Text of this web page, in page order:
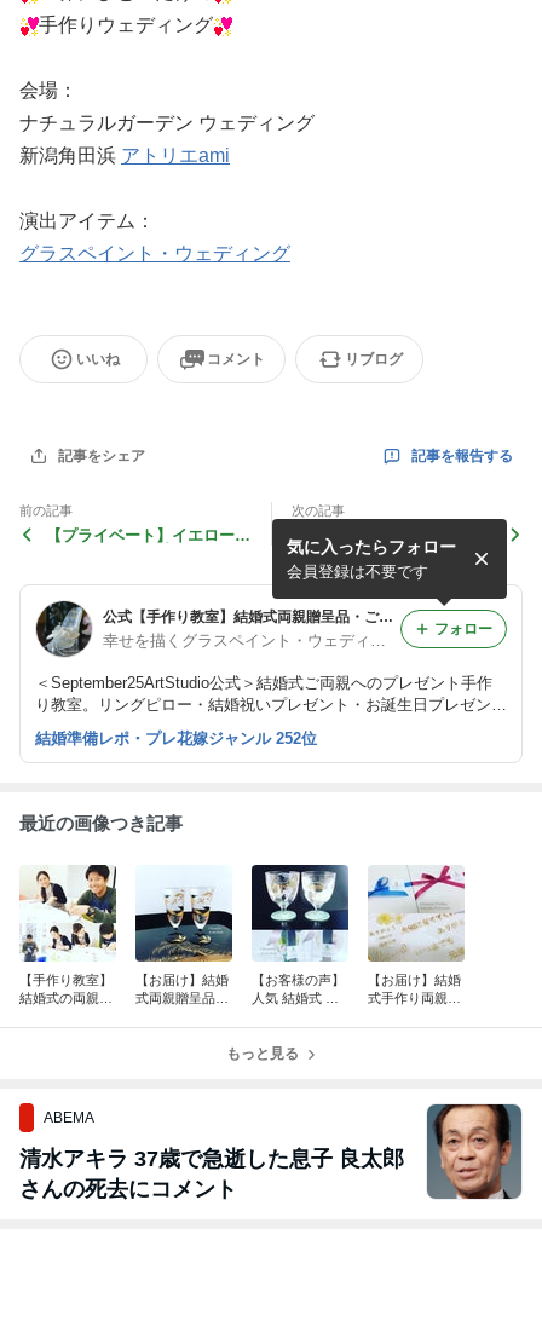
手作りウェディング
会場：
ナチュラルガーデン ウェディング
新潟角田浜 アトリエami
演出アイテム：
グラスペイント・ウェディング
いいね コメント リブログ
記事をシェア 記事を報告する
前の記事
【プライベート】イエローホ
次の記事
【ウェディング】みんなで作
る披露宴～席札演出～
公式【手作り教室】結婚式両親贈呈品・ご両親へのプレゼント・リングピロー・結婚祝い・お誕生日プレゼント・母の日ギフト・還暦祝い
＜September25ArtStudio公式＞結婚式ご両親へのプレゼント手作
り教室。リングピロー・結婚祝いプレゼント・お誕生日プレゼン
ト・母の日お母さんプレゼント・父の日お父さんプレゼント・結婚
記念日プレゼント・ペア絵付けグラス・新居祝いプレゼント・送別
気に入ったらフォロー
会員登録は不要です
フォロー
結婚準備レポ・プレ花嫁ジャンル 252位
最近の画像つき記事
【手作り教室】
結婚式の両親贈
【お届け】結婚
式両親贈呈品
【お客様の声】
人気 結婚式 両
「ブドウ＆バラ
【お届け】結婚
式手作り両親贈
もっと見る
ABEMA
清水アキラ 37歳で急逝した息子 良太郎
さんの死去にコメント